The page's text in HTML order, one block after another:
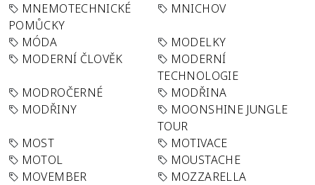
MNEMOTECHNICKÉ
POMŮCKY
MNICHOV
MÓDA
MODELKY
MODERNÍ ČLOVĚK
MODERNÍ
TECHNOLOGIE
MODROČERNÉ
MODŘINA
MODŘINY
MOONSHINE JUNGLE
TOUR
MOST
MOTIVACE
MOTOL
MOUSTACHE
MOVEMBER
MOZZARELLA